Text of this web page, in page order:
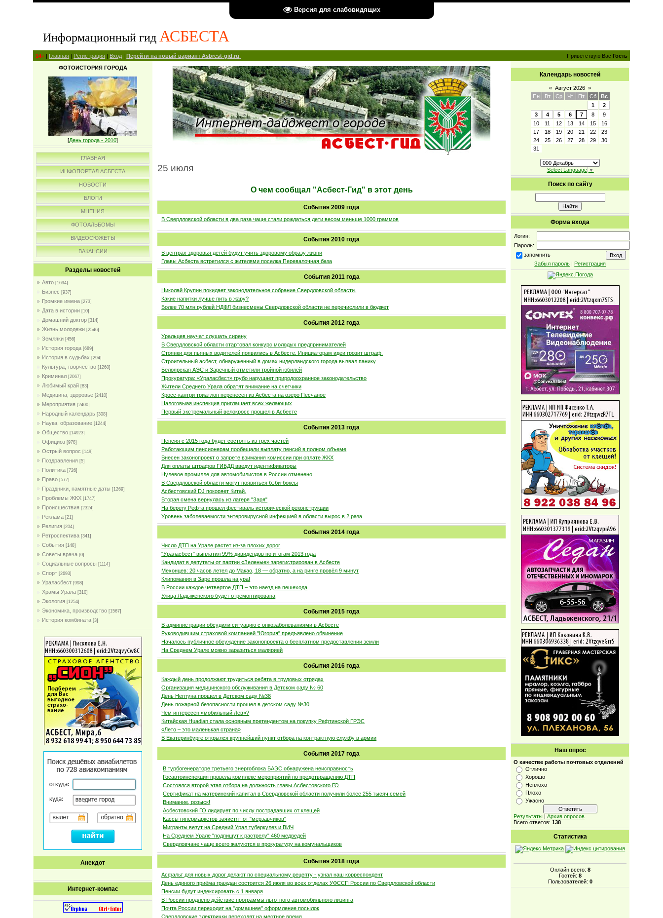
Версия для слабовидящих
Информационный гид АСБЕСТА
14+ | Главная | Регистрация | Вход |Перейти на новый вариант Asbrest-gid.ru Приветствую Вас Гость
ФОТОИСТОРИЯ ГОРОДА
[День города - 2010]
ГЛАВНАЯ
ИНФОПОРТАЛ АСБЕСТА
НОВОСТИ
БЛОГИ
МНЕНИЯ
ФОТОАЛЬБОМЫ
ВИДЕОСЮЖЕТЫ
ВАКАНСИИ
Разделы новостей
Авто [1694]
Бизнес [937]
Громкие имена [273]
Дата в истории [10]
Домашний доктор [314]
Жизнь молодежи [2546]
Земляки [456]
История города [689]
История в судьбах [294]
Культура, творчество [1260]
Криминал [2067]
Любимый край [83]
Медицина, здоровье [2410]
Мероприятия [2400]
Народный календарь [308]
Наука, образование [1244]
Общество [14923]
Официоз [978]
Острый вопрос [149]
Поздравления [5]
Политика [726]
Право [577]
Праздники, памятные даты [1269]
Проблемы ЖКХ [1747]
Проиcшествия [2324]
Реклама [21]
Религия [204]
Ретроспектива [341]
События [148]
Советы врача [0]
Социальные вопросы [1114]
Спорт [2693]
Ураласбест [998]
Храмы Урала [310]
Экология [1254]
Экономика, производство [1567]
История комбината [3]
Анекдот
Интернет-компас
25 июля
О чем сообщал "Асбест-Гид" в этот день
События 2009 года
В Свердловской области в два раза чаще стали рождаться дети весом меньше 1000 граммов
События 2010 года
В центрах здоровья детей будут учить здоровому образу жизни
Главы Асбеста встретился с жителями поселка Перевалочная база
События 2011 года
Николай Крупин покидает законодательное собрание Свердловской области.
Какие напитки лучше пить в жару?
Более 70 млн рублей НДФЛ бизнесмены Свердловской области не перечислили в бюджет
События 2012 года
Уральцев научат слушать сирену
В Свердловской области стартовал конкурс молодых предпринимателей
Стоянки для пьяных водителей появились в Асбесте. Инициаторам идеи грозит штраф.
Строительный асбест, обнаруженный в домах нидерландского города вызвал панику.
Белоярская АЭС и Заречный отметили тройной юбилей
Прокуратура: «Ураласбест» грубо нарушает природоохранное законодательство
Жители Среднего Урала обратят внимание на счетчики
Кросс-кантри триатлон перенесен из Асбеста на озеро Песчаное
Налоговыая инспекция приглашает всех желающих
Первый экстремальный велокросс прошел в Асбесте
События 2013 года
Пенсия с 2015 года будет состоять из трех частей
Работающим пенсионерам пообещали выплату пенсий в полном объеме
Внесен законопроект о запрете взимания комиссии при оплате ЖКХ
Для оплаты штрафов ГИБДД введут идентификаторы
Нулевое промилле для автомобилистов в России отменено
В Свердловской области могут появиться бэби-боксы
Асбестовский DJ покоряет Китай.
Вторая смена вернулась из лагеря "Заря"
На берегу Рефта прошел фестиваль исторической реконструкции
Уровень заболеваемости энтеровирусной инфекцией в области вырос в 2 раза
События 2014 года
Число ДТП на Урале растет из-за плохих дорог
"Ураласбест" выплатил 99% дивидендов по итогам 2013 года
Кандидат в депутаты от партии «Зеленые» зарегистрирован в Асбесте
Мехонцев: 20 часов летел до Макао, 18 — обратно, а на ринге провёл 9 минут
Клипомания в Заре прошла на ура!
В России каждое четвертое ДТП – это наезд на пешехода
Улица Ладыженского будет отремонтирована
События 2015 года
В администрации обсудили ситуацию с онкозаболеваниями в Асбесте
Руководившим страховой компанией "Югория" предъявлено обвинение
Началось публичное обсуждение законопроекта о бесплатном предоставлении земли
На Среднем Урале можно заразиться малярией
События 2016 года
Каждый день продолжают трудиться ребята в трудовых отрядах
Организация медицинского обслуживания в Детском саду № 60
День Нептуна прошел в Детском саду №38
День пожарной безопасности прошел в детском саду №30
Чем интересен «мобильный Лев»?
Китайская Huadian стала основным претендентом на покупку Рефтинской ГРЭС
«Лето – это маленькая страна»
В Екатеринбурге открылся крупнейший пункт отбора на контрактную службу в армии
События 2017 года
В турбогенераторе третьего энергоблока БАЭС обнаружена неисправность
Госавтоинспекция провела комплекс мероприятий по предотвращению ДТП
Состоялся второй этап отбора на должность главы Асбестовского ГО
Сертификат на материнский капитал в Свердловской области получили более 255 тысяч семей
Внимание, розыск!
Асбестовский ГО лидирует по числу пострадавших от клещей
Кассы гипермаркетов зачистят от "мерзавчиков"
Мигранты везут на Средний Урал туберкулез и ВИЧ
На Среднем Урале "подпишут к растрелу" 460 медведей
Свердловчане чаще всего жалуются в прокуратуру на комунальщиков
События 2018 года
Асфальт для новых дорог делают по специальному рецепту - узнал наш корреспондент
День единого приёма граждан состоится 26 июля во всех отделах УФССП России по Свердловской области
Пенсии будут индексировать с 1 января
В России продлено действие программы льготного автомобильного лизинга
Почта России переходит на "домашнее" оформление посылок
Свердловские электрички переходят на местное время
Календарь новостей
« Август 2026 »
Пн
Вт Ср Чт Пт Сб
Вс
1
2
3
4 5 6 7 8
9
10
11 12 13 14 15
16
17
18 19 20 21 22
23
24
25 26 27 28 29
30
31
Select Language ▼
Поиск по сайту
Форма входа
Логин:
Пароль:
запомнить
Забыл пароль | Регистрация
Наш опрос
О качестве работы почтовых отделений
Отлично
Хорошо
Неплохо
Плохо
Ужасно
Результаты |Архив опросов
Всего ответов:138
Статистика
Онлайн всего: 8
Гостей: 8
Пользователей: 0